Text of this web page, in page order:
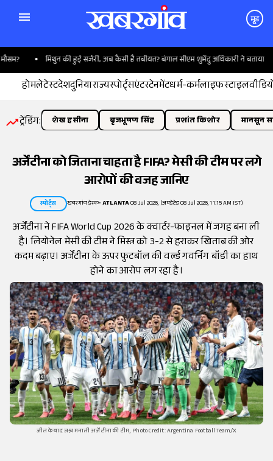
मूड
मिथुन की हुई सर्जरी, अब कैसी है तबीयत? बंगाल सीएम शुभेंदु अधिकारी ने बताया
होमलेटेस्टदेशदुनियाराज्यस्पोर्ट्सएंटरटेनमेंटधर्म-कर्मलाइफस्टाइल
ट्रेंडिंग: शेख हसीना बृजभूषण सिंह प्रशांत किशोर मानसून
अर्जेंटीना को जिताना चाहता है FIFA? मेसी की टीम पर लगे
आरोपों की वजह जानिए
स्पोर्ट्स खबरगांव डेस्क•ATLANTA08 Jul 2026, (अपडेटेड 08 Jul 2026, 11:15 AM IST)
अर्जेंटीना ने FIFA World Cup 2026 के क्वार्टर-फाइनल में जगह बना ली
है। लियोनेल मेसी की टीम ने मिस्त्र को 3-2 से हराकर खिताब की ओर
कदम बढ़ाए। अर्जेंटीना के ऊपर फुटबॉल की वर्ल्ड गवर्निंग बॉडी का हाथ
होने का आरोप लग रहा है।
जीत के बाद जश्न मनाती अर्जेंटीना की टीम, Photo Credit: Argentina Football Team/X